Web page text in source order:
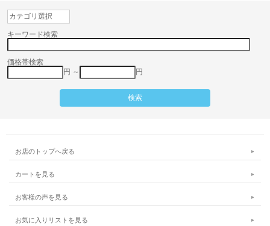
キーワード検索
価格帯検索
円 ～
円
お店のトップへ戻る
カートを見る
お客様の声を見る
お気に入りリストを見る